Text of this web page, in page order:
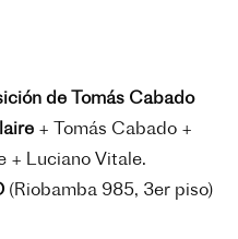
de Tomás Cabado
+ Tomás Cabado +
+ Luciano Vitale.
(Riobamba 985, 3er piso)